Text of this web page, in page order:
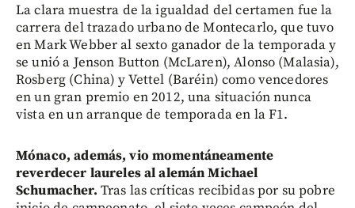
La clara muestra de la igualdad del certamen fue la
carrera del trazado urbano de Montecarlo, que tuvo
en Mark Webber al sexto ganador de la temporada y
se unió a Jenson Button (McLaren), Alonso (Malasia),
Rosberg (China) y Vettel (Baréin) como vencedores
en un gran premio en 2012, una situación nunca
vista en un arranque de temporada en la F1.
Mónaco, además, vio momentáneamente
reverdecer laureles al alemán Michael
Schumacher. Tras las críticas recibidas por su pobre